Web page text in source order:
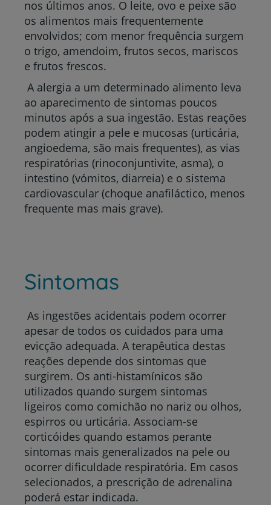
nos últimos anos. O leite, ovo e peixe são
os alimentos mais frequentemente
envolvidos; com menor frequência surgem
o trigo, amendoim, frutos secos, mariscos
e frutos frescos.
A alergia a um determinado alimento leva
ao aparecimento de sintomas poucos
minutos após a sua ingestão. Estas reações
podem atingir a pele e mucosas (urticária,
angioedema, são mais frequentes), as vias
respiratórias (rinoconjuntivite, asma), o
intestino (vómitos, diarreia) e o sistema
cardiovascular (choque anafiláctico, menos
frequente mas mais grave).
Sintomas
As ingestões acidentais podem ocorrer
apesar de todos os cuidados para uma
evicção adequada. A terapêutica destas
reações depende dos sintomas que
surgirem. Os anti-histamínicos são
utilizados quando surgem sintomas
ligeiros como comichão no nariz ou olhos,
espirros ou urticária. Associam-se
corticóides quando estamos perante
sintomas mais generalizados na pele ou
ocorrer dificuldade respiratória. Em casos
selecionados, a prescrição de adrenalina
poderá estar indicada.